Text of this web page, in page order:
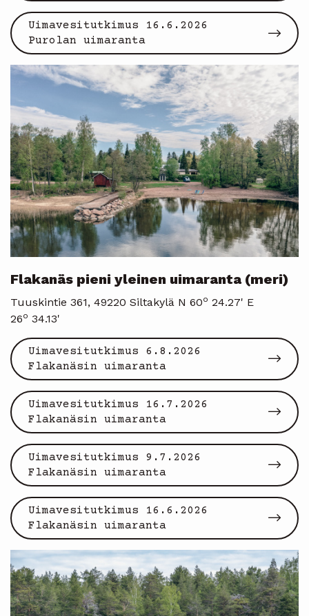
Uimavesitutkimus 16.6.2026
Purolan uimaranta
Flakanäs pieni yleinen uimaranta (meri)
Tuuskintie 361, 49220 Siltakylä N 60o 24.27' E
26o 34.13'
Uimavesitutkimus 6.8.2026
Flakanäsin uimaranta
Uimavesitutkimus 16.7.2026
Flakanäsin uimaranta
Uimavesitutkimus 9.7.2026
Flakanäsin uimaranta
Uimavesitutkimus 16.6.2026
Flakanäsin uimaranta